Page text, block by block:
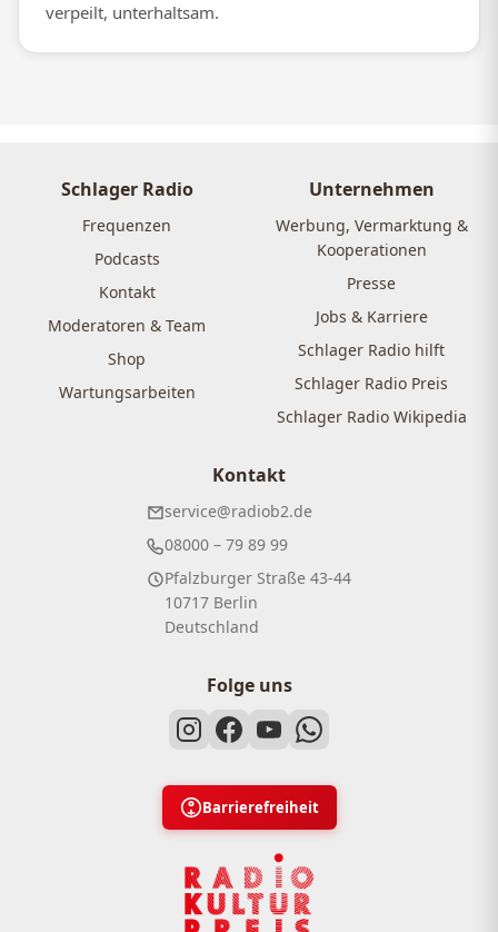
verpeilt, unterhaltsam.
Schlager Radio
Frequenzen
Podcasts
Kontakt
Moderatoren & Team
Shop
Wartungsarbeiten
Unternehmen
Werbung, Vermarktung &
Kooperationen
Presse
Jobs & Karriere
Schlager Radio hilft
Schlager Radio Preis
Schlager Radio Wikipedia
Kontakt
service@radiob2.de
08000 – 79 89 99
Pfalzburger Straße 43-44
10717 Berlin
Deutschland
Folge uns
Barrierefreiheit